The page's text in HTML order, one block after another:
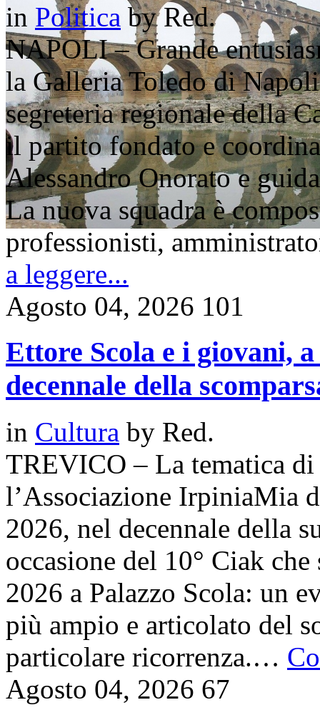
in Politica byRed.
NAPOLI – Grande
la Galleria Toledo di
segreteria regionale della
il partito fondato e
Alessandro Onorato e
La nuova squadra è
professionisti,
a leggere...
Agosto 04, 2026 101
Ettore Scola e i giovani,
decennale della
in Cultura by Red.
TREVICO – La tematica
l’Associazione IrpiniaMia
2026, nel decennale della
occasione del 10° Ciak
2026 a Palazzo Scola: un
più ampio e articolato del
particolare ricorrenza.…
Agosto 04, 2026 67